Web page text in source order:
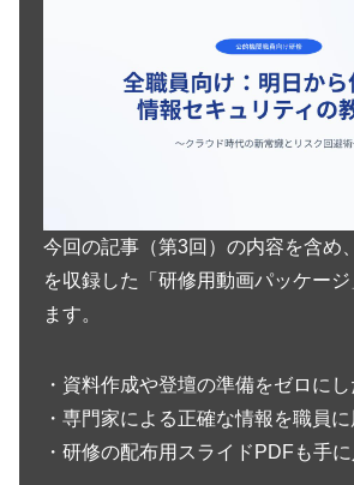
今回の記事（第3回）の内容を含め
を収録した「研修用動画パッケー
ます。
・資料作成や登壇の準備をゼロに
・専門家による正確な情報を職員
・研修の配布用スライドPDFも手